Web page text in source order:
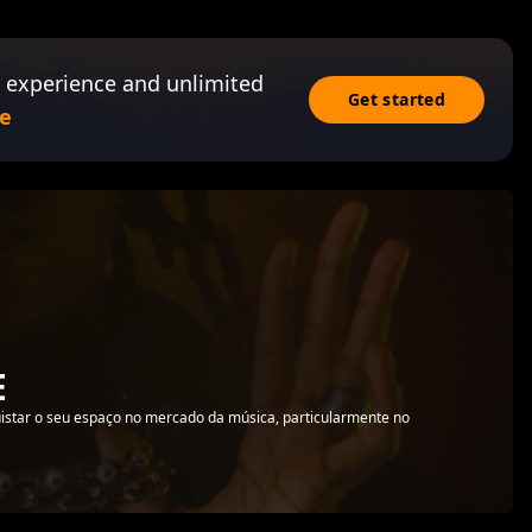
and unlimited
Get started
o seu espaço no mercado da música, particularmente no